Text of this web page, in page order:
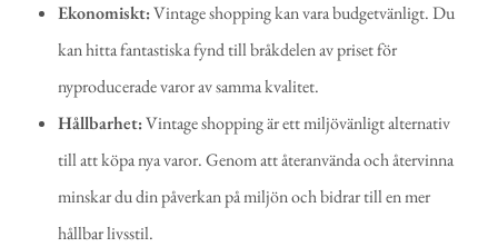
Ekonomiskt:Vintage shopping kan vara budgetvänligt. Du
kan hitta fantastiska fynd till bråkdelen av priset för
nyproducerade varor av samma kvalitet.
Hållbarhet:Vintage shopping är ett miljövänligt alternativ
till att köpa nya varor. Genom att återanvända och återvinna
minskar du din påverkan på miljön och bidrar till en mer
hållbar livsstil.